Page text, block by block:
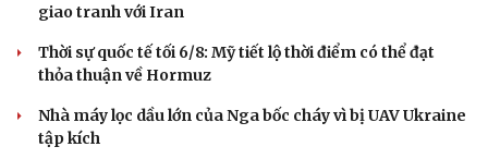
giao tranh với Iran
Thời sự quốc tế tối 6/8: Mỹ tiết lộ thời điểm có thể đạt
thỏa thuận về Hormuz
Nhà máy lọc dầu lớn của Nga bốc cháy vì bị UAV Ukraine
tập kích